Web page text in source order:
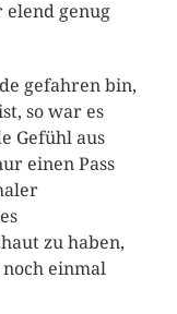
elend genug
gefahren bin,
so war es
Gefühl aus
einen Pass
zu haben,
einmal